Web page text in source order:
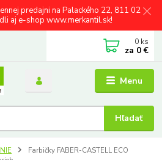
predajni na Palackého 22, 811 02
aj e-shop www.merkantil.sk!
Menu
Hľadať
0 ks
za 0 €
Farbičky FABER-CASTELL ECO